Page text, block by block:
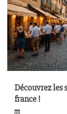
Découvrez les
france !